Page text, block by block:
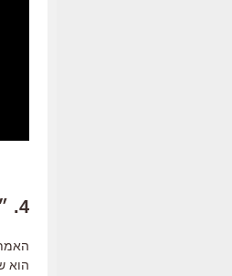
4. ״Tusk״
הוא